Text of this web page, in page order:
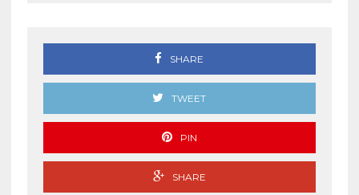
SHARE
TWEET
PIN
SHARE